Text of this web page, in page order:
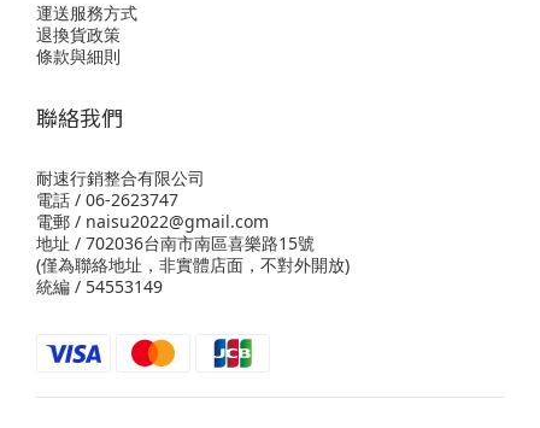
運送服務方式
退換貨政策
條款與細則
聯絡我們
耐速行銷整合有限公司
電話 / 06-2623747
電郵 / naisu2022@gmail.com
地址 / 702036台南市南區喜樂路15號
(僅為聯絡地址，非實體店面，不對外開放)
統編 / 54553149